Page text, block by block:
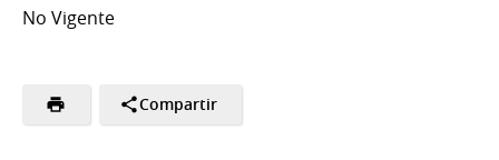
No Vigente
Compartir